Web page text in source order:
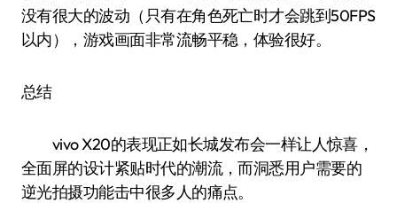
没有很大的波动（只有在角色死亡时才会跳到50FPS
以内），游戏画面非常流畅平稳，体验很好。
总结
vivo X20的表现正如长城发布会一样让人惊喜，
全面屏的设计紧贴时代的潮流，而洞悉用户需要的
逆光拍摄功能击中很多人的痛点。